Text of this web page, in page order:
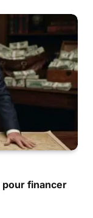
pour financer